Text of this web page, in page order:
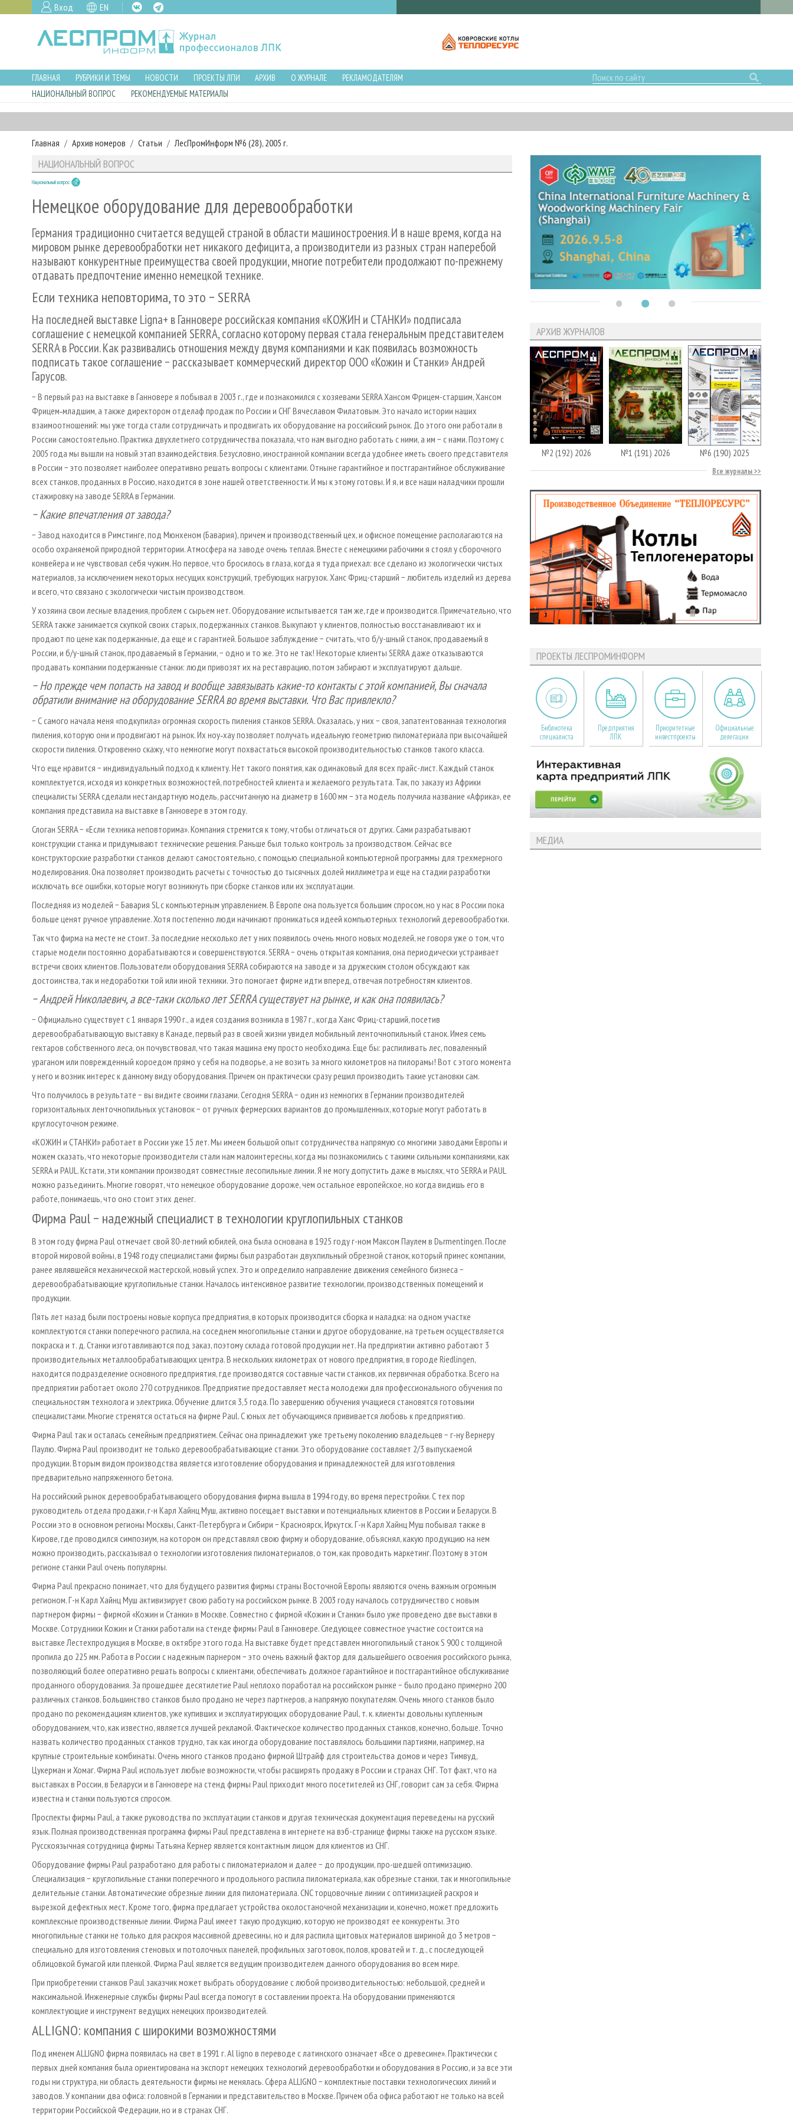
Вход EN
ГЛАВНАЯ РУБРИКИ И ТЕМЫ НОВОСТИ ПРОЕКТЫ ЛПИ АРХИВ О ЖУРНАЛЕ
РЕКЛАМОДАТЕЛЯМ
НАЦИОНАЛЬНЫЙ ВОПРОС
РЕКОМЕНДУЕМЫЕ МАТЕРИАЛЫ
Главная Архив номеров Статьи ЛесПромИнформ №6 (28), 2005 г.
НАЦИОНАЛЬНЫЙ ВОПРОС
Национальный вопрос
Немецкое оборудование для деревообработки
Германия традиционно считается ведущей страной в области машиностроения. И в наше время, когда на
мировом рынке деревообработки нет никакого дефицита, а производители из разных стран наперебой
называют конкурентные преимущества своей продукции, многие потребители продолжают по-прежнему
отдавать предпочтение именно немецкой технике.
Если техника неповторима, то это − SERRA
На последней выставке Ligna+ в Ганновере российская компания «КОЖИН и СТАНКИ» подписала
соглашение с немецкой компанией SERRA, согласно которому первая стала генеральным представителем
SERRA в России. Как развивались отношения между двумя компаниями и как появилась возможность
подписать такое соглашение − рассказывает коммерческий директор ООО «Кожин и Станки» Андрей
Гарусов.
− В первый раз на выставке в Ганновере я побывал в 2003 г., где и познакомился с хозяевами SERRA Хансом Фрицем-старшим, Хансом
Фрицем‑младшим, а также директором отделаф продаж по России и СНГ Вячеславом Филатовым. Это начало истории наших
взаимоотношений: мы уже тогда стали сотрудничать и продвигать их оборудование на российский рынок. До этого они работали в
России самостоятельно. Практика двухлетнего сотрудничества показала, что нам выгодно работать с ними, а им − с нами. Поэтому с
2005 года мы вышли на новый этап взаимодействия. Безусловно, иностранной компании всегда удобнее иметь своего представителя
в России − это позволяет наиболее оперативно решать вопросы с клиентами. Отныне гарантийное и постгарантийное обслуживание
всех станков, проданных в Россию, находится в зоне нашей ответственности. И мы к этому готовы. И я, и все наши наладчики прошли
стажировку на заводе SERRA в Германии.
− Какие впечатления от завода?
− Завод находится в Римстинге, под Мюнхеном (Бавария), причем и производственный цех, и офисное помещение располагаются на
особо охраняемой природной территории. Атмосфера на заводе очень теплая. Вместе с немецкими рабочими я стоял у сборочного
конвейера и не чувствовал себя чужим. Но первое, что бросилось в глаза, когда я туда приехал: все сделано из экологически чистых
материалов, за исключением некоторых несущих конструкций, требующих нагрузок. Ханс Фриц-старший − любитель изделий из дерева
и всего, что связано с экологически чистым производством.
У хозяина свои лесные владения, проблем с сырьем нет. Оборудование испытывается там же, где и производится. Примечательно, что
SERRA также занимается скупкой своих старых, подержанных станков. Выкупают у клиентов, полностью восстанавливают их и
продают по цене как подержанные, да еще и с гарантией. Большое заблуждение − считать, что б/у-шный станок, продаваемый в
России, и б/у-шный станок, продаваемый в Германии, − одно и то же. Это не так! Некоторые клиенты SERRA даже отказываются
продавать компании подержанные станки: люди привозят их на реставрацию, потом забирают и эксплуатируют дальше.
− Но прежде чем попасть на завод и вообще завязывать какие-то контакты с этой компанией, Вы сначала
обратили внимание на оборудование SERRA во время выставки. Что Вас привлекло?
− С самого начала меня «подкупила» огромная скорость пиления станков SERRA. Оказалась, у них − своя, запатентованная технология
пиления, которую они и продвигают на рынок. Их ноу‑хау позволяет получать идеальную геометрию пиломатериала при высочайшей
скорости пиления. Откровенно скажу, что немногие могут похвастаться высокой производительностью станков такого класса.
Что еще нравится − индивидуальный подход к клиенту. Нет такого понятия, как одинаковый для всех прайс-лист. Каждый станок
комплектуется, исходя из конкретных возможностей, потребностей клиента и желаемого результата. Так, по заказу из Африки
специалисты SERRA сделали нестандартную модель, рассчитанную на диаметр в 1600 мм − эта модель получила название «Африка», ее
компания представила на выставке в Ганновере в этом году.
Слоган SERRA − «Если техника неповторима». Компания стремится к тому, чтобы отличаться от других. Сами разрабатывают
конструкции станка и придумывают технические решения. Раньше был только контроль за производством. Сейчас все
конструкторские разработки станков делают самостоятельно, с помощью специальной компьютерной программы для трехмерного
моделирования. Она позволяет производить расчеты с точностью до тысячных долей миллиметра и еще на стадии разработки
исключать все ошибки, которые могут возникнуть при сборке станков или их эксплуатации.
Последняя из моделей − Бавария SL с компьютерным управлением. В Европе она пользуется большим спросом, но у нас в России пока
больше ценят ручное управление. Хотя постепенно люди начинают проникаться идеей компьютерных технологий деревообработки.
Так что фирма на месте не стоит. За последние несколько лет у них появилось очень много новых моделей, не говоря уже о том, что
старые модели постоянно дорабатываются и совершенствуются. SERRA − очень открытая компания, она периодически устраивает
встречи своих клиентов. Пользователи оборудования SERRA собираются на заводе и за дружеским столом обсуждают как
достоинства, так и недоработки той или иной техники. Это помогает фирме идти вперед, отвечая потребностям клиентов.
− Андрей Николаевич, а все-таки сколько лет SERRA существует на рынке, и как она появилась?
− Официально существует с 1 января 1990 г., а идея создания возникла в 1987 г., когда Ханс Фриц-старший, посетив
деревообрабатывающую выставку в Канаде, первый раз в своей жизни увидел мобильный ленточнопильный станок. Имея семь
гектаров собственного леса, он почувствовал, что такая машина ему просто необходима. Еще бы: распиливать лес, поваленный
ураганом или поврежденный короедом прямо у себя на подворье, а не возить за много километров на пилорамы! Вот с этого момента
у него и возник интерес к данному виду оборудования. Причем он практически сразу решил производить такие установки сам.
Что получилось в результате − вы видите своими глазами. Сегодня SERRA − один из немногих в Германии производителей
горизонтальных ленточнопильных установок − от ручных фермерских вариантов до промышленных, которые могут работать в
круглосуточном режиме.
«КОЖИН и СТАНКИ» работает в России уже 15 лет. Мы имеем большой опыт сотрудничества напрямую со многими заводами Европы и
можем сказать, что некоторые производители стали нам малоинтересны, когда мы познакомились с такими сильными компаниями, как
SERRA и PAUL. Кстати, эти компании производят совместные лесопильные линии. Я не могу допустить даже в мыслях, что SERRA и PAUL
можно разъединить. Многие говорят, что немецкое оборудование дороже, чем остальное европейское, но когда видишь его в
работе, понимаешь, что оно стоит этих денег.
Фирма Paul − надежный специалист в технологии круглопильных станков
В этом году фирма Paul отмечает свой 80-летний юбилей, она была основана в 1925 году г-ном Максом Паулем в Dьrmentingen. После
второй мировой войны, в 1948 году специалистами фирмы был разработан двухпильный обрезной станок, который принес компании,
ранее являвшейся механической мастерской, новый успех. Это и определило направление движения семейного бизнеса −
деревообрабатывающие круглопильные станки. Началось интенсивное развитие технологии, производственных помещений и
продукции.
Пять лет назад были построены новые корпуса предприятия, в которых производится сборка и наладка: на одном участке
комплектуются станки поперечного распила, на соседнем многопильные станки и другое оборудование, на третьем осуществляется
покраска и т. д. Станки изготавливаются под заказ, поэтому склада готовой продукции нет. На предприятии активно работают 3
производительных металлообрабатывающих центра. В нескольких километрах от нового предприятия, в городе Riedlingen,
находится подразделение основного предприятия, где производятся составные части станков, их первичная обработка. Всего на
предприятии работает около 270 сотрудников. Предприятие предоставляет места молодежи для профессионального обучения по
специальностям технолога и электрика. Обучение длится 3,5 года. По завершению обучения учащиеся становятся готовыми
специалистами. Многие стремятся остаться на фирме Paul. С юных лет обучающимся прививается любовь к предприятию.
Фирма Paul так и осталась семейным предприятием. Сейчас она принадлежит уже третьему поколению владельцев − г-ну Вернеру
Паулю. Фирма Paul производит не только деревообрабатывающие станки. Это оборудование составляет 2/3 выпускаемой
продукции. Вторым видом производства является изготовление оборудования и принадлежностей для изготовления
предварительно напряженного бетона.
На российский рынок деревообрабатывающего оборудования фирма вышла в 1994 году, во время перестройки. С тех пор
руководитель отдела продажи, г-н Карл Хайнц Муш, активно посещает выставки и потенциальных клиентов в России и Беларуси. В
России это в основном регионы Москвы, Санкт-Петербурга и Сибири − Красноярск, Иркутск. Г-н Карл Хайнц Муш побывал также в
Кирове, где проводился симпозиум, на котором он представлял свою фирму и оборудование, объяснял, какую продукцию на нем
можно производить, рассказывал о технологии изготовления пиломатериалов, о том, как проводить маркетинг. Поэтому в этом
регионе станки Paul очень популярны.
Фирма Paul прекрасно понимает, что для будущего развития фирмы страны Восточной Европы являются очень важным огромным
регионом. Г-н Карл Хайнц Муш активизирует свою работу на российском рынке. В 2003 году началось сотрудничество с новым
партнером фирмы − фирмой «Кожин и Станки» в Москве. Совместно с фирмой «Кожин и Станки» было уже проведено две выставки в
Москве. Сотрудники Кожин и Станки работали на стенде фирмы Paul в Ганновере. Следующее совместное участие состоится на
выставке Лестехпродукция в Москве, в октябре этого года. На выставке будет представлен многопильный станок S 900 с толщиной
пропила до 225 мм. Работа в России с надежным парнером − это очень важный фактор для дальшейшего освоения российского рынка,
позволяющий более оперативно решать вопросы с клиентами, обеспечивать должное гарантийное и постгарантийное обслуживание
проданного оборудования. За прошедшее десятилетие Paul неплохо поработал на российском рынке − было продано примерно 200
различных станков. Большинство станков было продано не через партнеров, а напрямую покупателям. Очень много станков было
продано по рекомендациям клиентов, уже купивших и эксплуатирующих оборудование Paul, т. к. клиенты довольны купленным
оборудованием, что, как известно, является лучшей рекламой. Фактическое количество проданных станков, конечно, больше. Точно
назвать количество проданных станков трудно, так как иногда оборудование поставлялось большими партиями, например, на
крупные строительные комбинаты. Очень много станков продано фирмой Штрайф для строительства домов и через Тимвуд,
Цукерман и Хомаг. Фирма Paul использует любые возможности, чтобы расширять продажу в России и странах СНГ. Тот факт, что на
выставках в России, в Беларуси и в Ганновере на стенд фирмы Paul приходит много посетителей из СНГ, говорит сам за себя. Фирма
известна и станки пользуются спросом.
Проспекты фирмы Paul, а также руководства по эксплуатации станков и другая техническая документация переведены на русский
язык. Полная производственная программа фирмы Paul представлена в интернете на вэб-странице фирмы также на русском языке.
Русскоязычная сотрудница фирмы Татьяна Кернер является контактным лицом для клиентов из СНГ.
Оборудование фирмы Paul разработано для работы с пиломатериалом и далее − до продукции, про-шедшей оптимизацию.
Специализация − круглопильные станки поперечного и продольного распила пиломатериала, как обрезные станки, так и многопильные
делительные станки. Автоматические обрезные линии для пиломатериала. CNC торцовочные линии с оптимизацией раскроя и
вырезкой дефектных мест. Кроме того, фирма предлагает устройства околостаночной механизации и, конечно, может предложить
комплексные производственные линии. Фирма Paul имеет такую продукцию, которую не производят ее конкуренты. Это
многопильные станки не только для раскроя массивной древесины, но и для распила щитовых материалов шириной до 3 метров −
специально для изготовления стеновых и потолочных панелей, профильных заготовок, полов, кроватей и т. д., с последующей
облицовкой бумагой или пленкой. Фирма Paul является ведущим производителем данного оборудования во всем мире.
При приобретении станков Paul заказчик может выбрать оборудование с любой производительностью: небольшой, средней и
максимальной. Инженерные службы фирмы Paul всегда помогут в составлении проекта. На оборудовании применяются
комплектующие и инструмент ведущих немецких производителей.
ALLIGNO: компания с широкими возможностями
Под именем ALLIGNO фирма появилась на свет в 1991 г. Al ligno в переводе с латинского означает «Все о древесине». Практически с
первых дней компания была ориентирована на экспорт немецких технологий деревообработки и оборудования в Россию, и за все эти
годы ни структура, ни область деятельности фирмы не менялась. Сфера ALLIGNO − комплектные поставки технологических линий и
заводов. У компании два офиса: головной в Германии и представительство в Москве. Причем оба офиса работают не только на всей
территории Российской Федерации, но и в странах СНГ.
АРХИВ ЖУРНАЛОВ
№2 (192) 2026 №1 (191) 2026 №6 (190) 2025
Все журналы
ПРОЕКТЫ ЛЕСПРОМИНФОРМ
Библиотека
специалиста
Предприятия
ЛПК
Приоритетные
инвестпроекты
Официальные
делегации
МЕДИА